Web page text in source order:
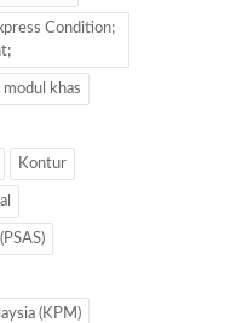
Condition;
modul khas
Kontur
(KPM)